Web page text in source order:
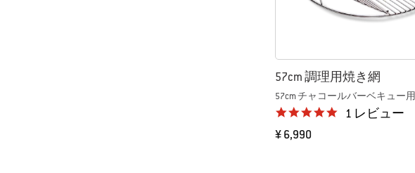
57cm 調理用焼き網
57cm チャコールバーベキュー用
5.0 star rating
1 レビュー
¥ 6,990